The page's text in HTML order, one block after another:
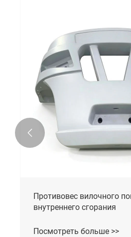
Противовес вилочного
внутреннего сгорания
Посмотреть больше >>
